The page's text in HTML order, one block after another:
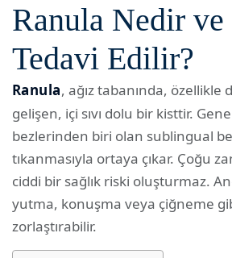
Ranula Nedir ve
Tedavi Edilir?
Ranula, ağız tabanında, özellikle
gelişen, içi sıvı dolu bir kisttir.
bezlerinden biri olan sublingual
tıkanmasıyla ortaya çıkar. Çoğu
ciddi bir sağlık riski oluşturmaz.
yutma, konuşma veya çiğneme
zorlaştırabilir.